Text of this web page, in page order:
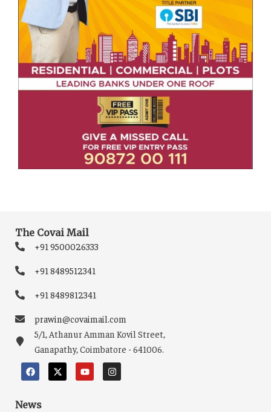
The Covai Mail
+91 9500026333
+91 8489512341
+91 8489812341
prawin@covaimail.com
5/1, Athanur Amman Kovil Street,
Ganapathy, Coimbatore - 641006.
News